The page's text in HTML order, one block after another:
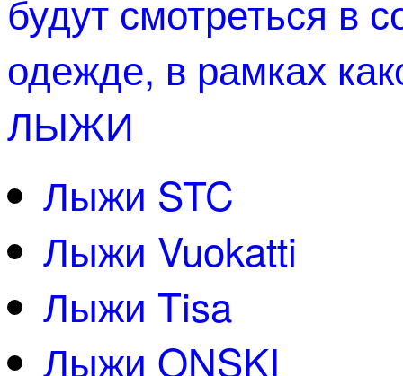
ЛЫЖИ
Лыжи STC
Лыжи Vuokatti
Лыжи Tisa
Лыжи ONSKI